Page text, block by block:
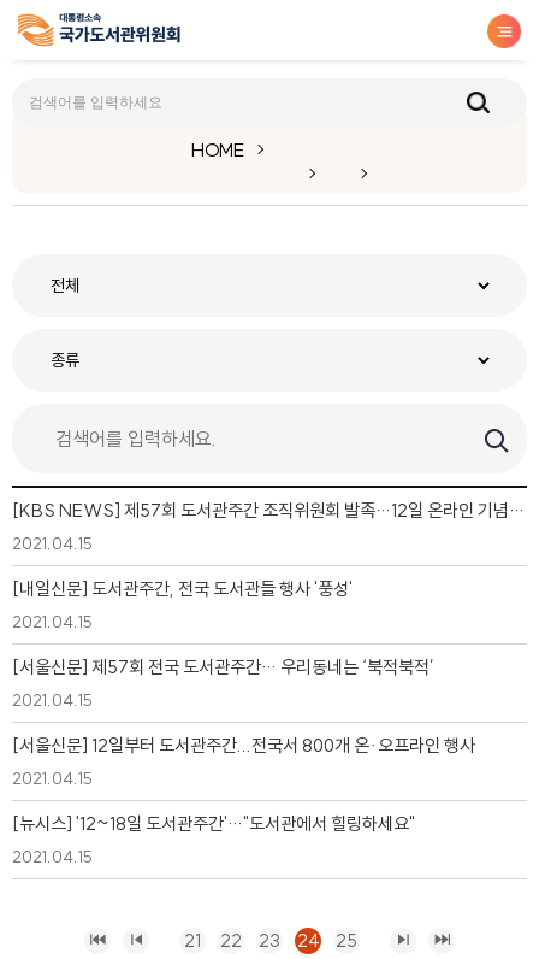
HOME
[KBS NEWS] 제57회 도서관주간 조직위원회 발족…12일 온라인 기념행사
2021.04.15
[내일신문] 도서관주간, 전국 도서관들 행사 '풍성'
2021.04.15
[서울신문] 제57회 전국 도서관주간… 우리동네는 ‘북적북적’
2021.04.15
[서울신문] 12일부터 도서관주간...전국서 800개 온·오프라인 행사
2021.04.15
[뉴시스] '12~18일 도서관주간'…"도서관에서 힐링하세요"
2021.04.15
21 22 23 24 25